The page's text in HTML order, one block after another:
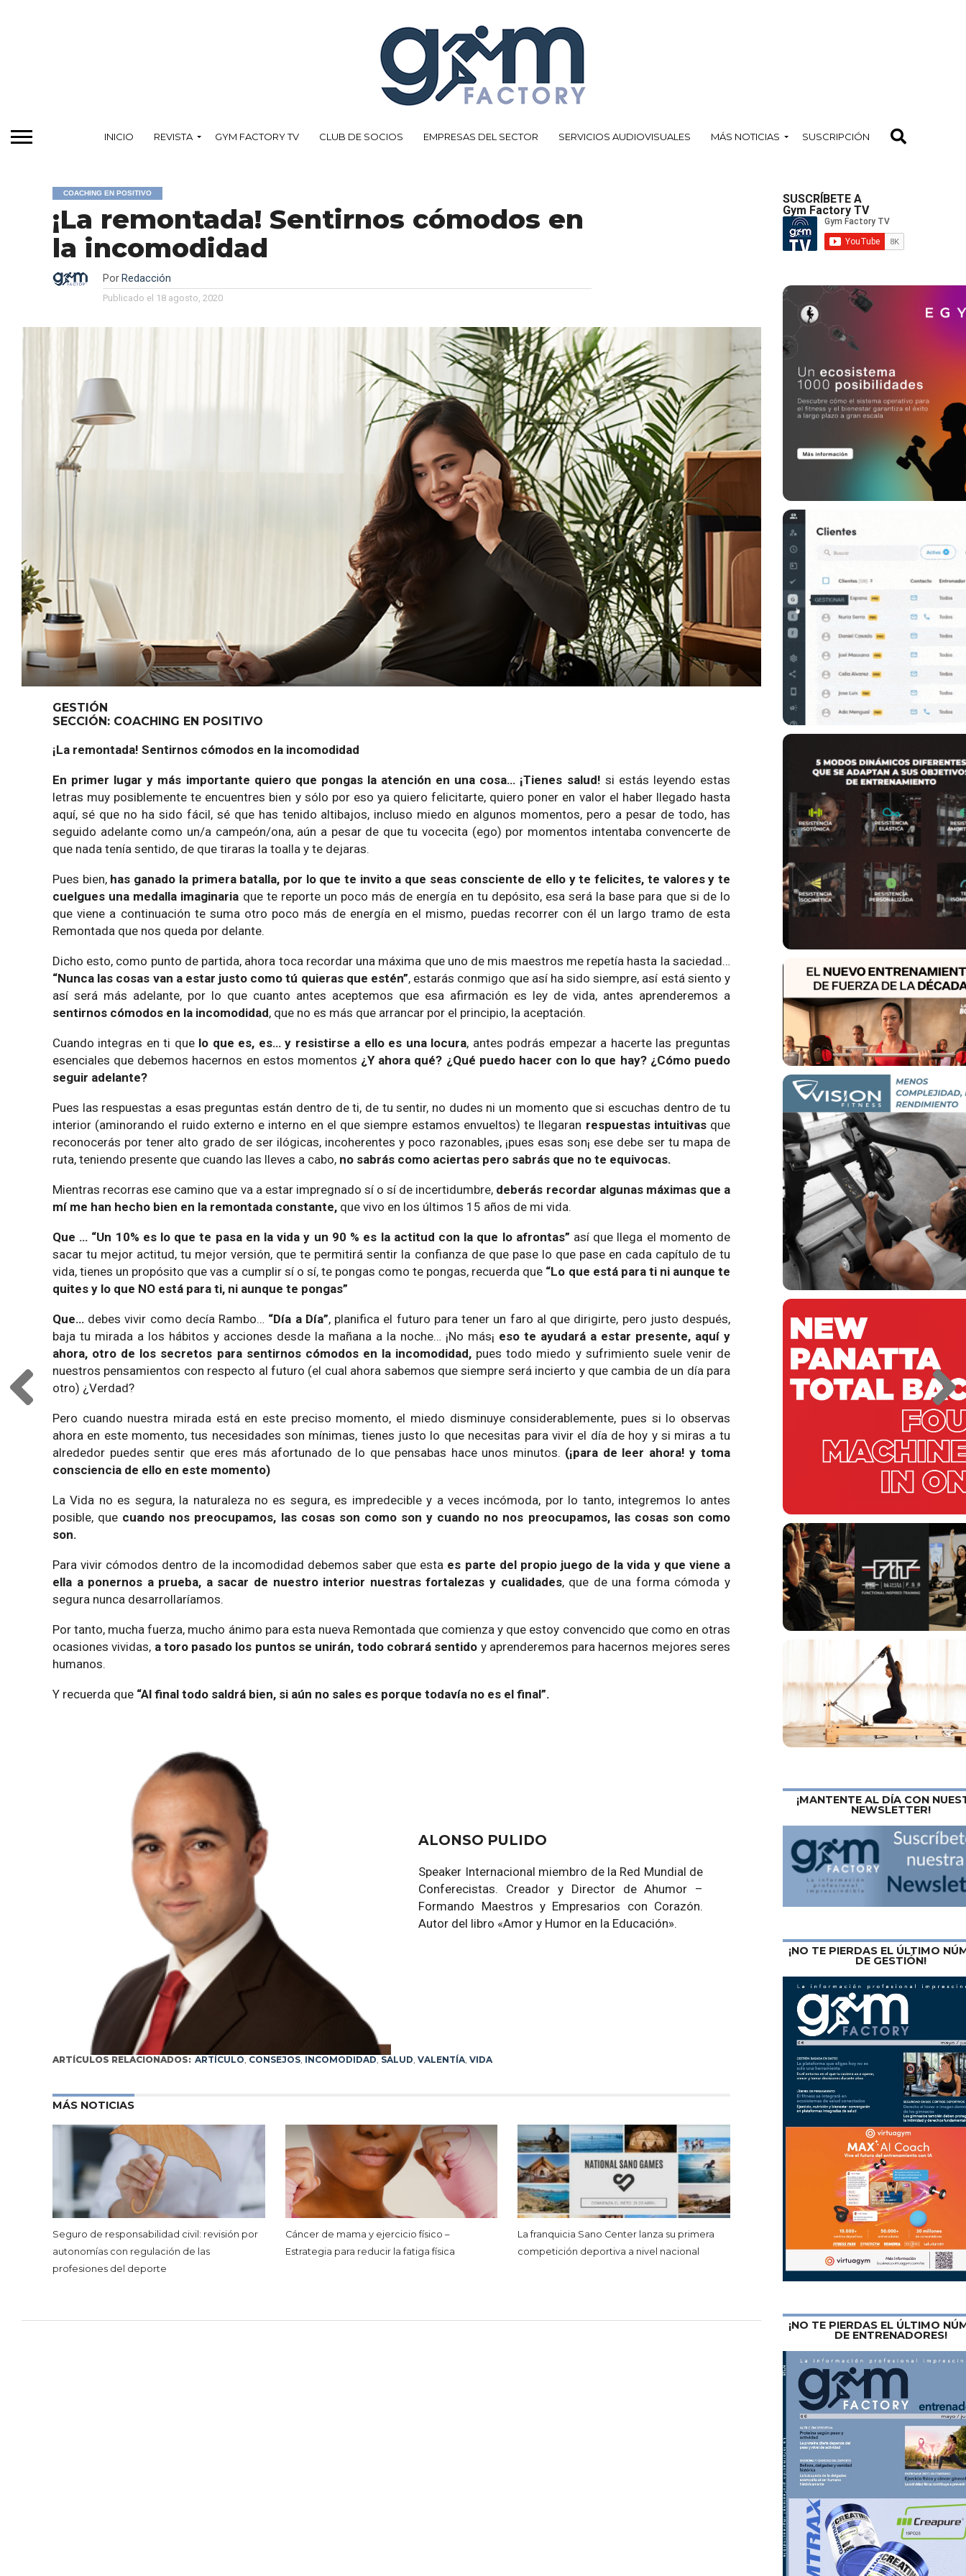
INICIO REVISTA GYM FACTORY TV CLUB DE SOCIOS EMPRESAS DEL SECTOR SERVICIOS AUDIOVISUALES MÁS NOTICIAS SUSCRIPCIÓN
COACHING EN POSITIVO
¡La remontada! Sentirnos cómodos en
la incomodidad
Por Redacción
Publicado el 18 agosto, 2020
GESTIÓN
SECCIÓN: COACHING EN POSITIVO
¡La remontada! Sentirnos cómodos en la incomodidad
En primer lugar y más importante quiero que pongas la atención en una cosa… ¡Tienes salud! si estás leyendo estas
letras muy posiblemente te encuentres bien y sólo por eso ya quiero felicitarte, quiero poner en valor el haber llegado hasta
aquí, sé que no ha sido fácil, sé que has tenido altibajos, incluso miedo en algunos momentos, pero a pesar de todo, has
seguido adelante como un/a campeón/ona, aún a pesar de que tu vocecita (ego) por momentos intentaba convencerte de
que nada tenía sentido, de que tiraras la toalla y te dejaras.
Pues bien, has ganado la primera batalla, por lo que te invito a que seas consciente de ello y te felicites, te valores y te
cuelgues una medalla imaginaria que te reporte un poco más de energía en tu depósito, esa será la base para que si de lo
que viene a continuación te suma otro poco más de energía en el mismo, puedas recorrer con él un largo tramo de esta
Remontada que nos queda por delante.
Dicho esto, como punto de partida, ahora toca recordar una máxima que uno de mis maestros me repetía hasta la saciedad…
“Nunca las cosas van a estar justo como tú quieras que estén”, estarás conmigo que así ha sido siempre, así está siento y
así será más adelante, por lo que cuanto antes aceptemos que esa afirmación es ley de vida, antes aprenderemos a
sentirnos cómodos en la incomodidad, que no es más que arrancar por el principio, la aceptación.
Cuando integras en ti que lo que es, es… y resistirse a ello es una locura, antes podrás empezar a hacerte las preguntas
esenciales que debemos hacernos en estos momentos ¿Y ahora qué? ¿Qué puedo hacer con lo que hay? ¿Cómo puedo
seguir adelante?
Pues las respuestas a esas preguntas están dentro de ti, de tu sentir, no dudes ni un momento que si escuchas dentro de tu
interior (aminorando el ruido externo e interno en el que siempre estamos envueltos) te llegaran respuestas intuitivasque
reconocerás por tener alto grado de ser ilógicas, incoherentes y poco razonables, ¡pues esas son¡ ese debe ser tu mapa de
ruta, teniendo presente que cuando las lleves a cabo, no sabrás como aciertas pero sabrás que no te equivocas.
Mientras recorras ese camino que va a estar impregnado sí o sí de incertidumbre, deberás recordar algunas máximas que a
mí me han hecho bien en la remontada constante, que vivo en los últimos 15 años de mi vida.
Que … “Un 10% es lo que te pasa en la vida y un 90 % es la actitud con la que lo afrontas” así que llega el momento de
sacar tu mejor actitud, tu mejor versión, que te permitirá sentir la confianza de que pase lo que pase en cada capítulo de tu
vida, tienes un propósito que vas a cumplir sí o sí, te pongas como te pongas, recuerda que “Lo que está para ti ni aunque te
quites y lo que NO está para ti, ni aunque te pongas”
Que…debes vivir como decía Rambo… “Día a Día”, planifica el futuro para tener un faro al que dirigirte, pero justo después,
baja tu mirada a los hábitos y acciones desde la mañana a la noche… ¡No más¡ eso te ayudará a estar presente, aquí y
ahora, otro de los secretos para sentirnos cómodos en la incomodidad, pues todo miedo y sufrimiento suele venir de
nuestros pensamientos con respecto al futuro (el cual ahora sabemos que siempre será incierto y que cambia de un día para
otro) ¿Verdad?
Pero cuando nuestra mirada está en este preciso momento, el miedo disminuye considerablemente, pues si lo observas
ahora en este momento, tus necesidades son mínimas, tienes justo lo que necesitas para vivir el día de hoy y si miras a tu
alrededor puedes sentir que eres más afortunado de lo que pensabas hace unos minutos. (¡para de leer ahora! y toma
consciencia de ello en este momento)
La Vida no es segura, la naturaleza no es segura, es impredecible y a veces incómoda, por lo tanto, integremos lo antes
posible, que cuando nos preocupamos, las cosas son como son y cuando no nos preocupamos, las cosas son como
son.
Para vivir cómodos dentro de la incomodidad debemos saber que esta es parte del propio juego de la vida y que viene a
ella a ponernos a prueba, a sacar de nuestro interior nuestras fortalezas y cualidades, que de una forma cómoda y
segura nunca desarrollaríamos.
Por tanto, mucha fuerza, mucho ánimo para esta nueva Remontada que comienza y que estoy convencido que como en otras
ocasiones vividas, a toro pasado los puntos se unirán, todo cobrará sentido y aprenderemos para hacernos mejores seres
humanos.
Y recuerda que “Al final todo saldrá bien, si aún no sales es porque todavía no es el final”.
ALONSO PULIDO
Speaker Internacional miembro de la Red Mundial de
Conferecistas. Creador y Director de Ahumor –
Formando Maestros y Empresarios con Corazón.
Autor del libro «Amor y Humor en la Educación».
ARTÍCULOS RELACIONADOS: ARTÍCULO CONSEJOS, INCOMODIDAD SALUD VALENTÍA, VIDA
MÁS NOTICIAS
Seguro de responsabilidad civil: revisión por
autonomías con regulación de las
profesiones del deporte
Cáncer de mama y ejercicio físico –
Estrategia para reducir la fatiga física
La franquicia Sano Center lanza su primera
competición deportiva a nivel nacional
SUSCRÍBETE A
Gym Factory TV
¡MANTENTE AL DÍA CON
NEWSLETTER!
¡NO TE PIERDAS EL ÚLTIMO
DE GESTIÓN!
¡NO TE PIERDAS EL ÚLTIMO
DE ENTRENADORES!